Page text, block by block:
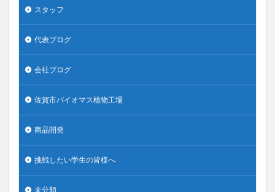
スタッフ
代表ブログ
会社ブログ
佐賀市バイオマス植物工場
商品開発
挑戦したい学生の皆様へ
未分類